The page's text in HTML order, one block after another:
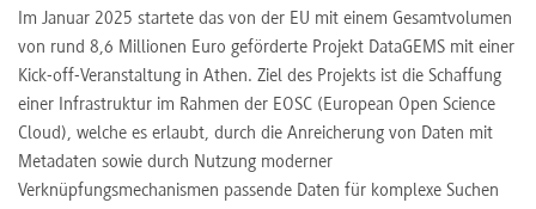
Im Januar 2025 startete das von der EU mit einem Gesamtvolumen
von rund 8,6 Millionen Euro geförderte Projekt DataGEMS mit einer
Kick-off-Veranstaltung in Athen. Ziel des Projekts ist die Schaffung
einer Infrastruktur im Rahmen der EOSC (European Open Science
Cloud), welche es erlaubt, durch die Anreicherung von Daten mit
Metadaten sowie durch Nutzung moderner
Verknüpfungsmechanismen passende Daten für komplexe Suchen